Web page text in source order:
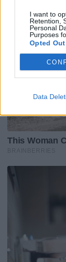
I want to
Retention,
Personal
Purposes
Opted Out
Data